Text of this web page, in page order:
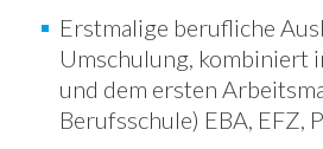
Erstmalige berufliche
Umschulung, kombiniert
und dem ersten
Berufsschule) EBA, EFZ,